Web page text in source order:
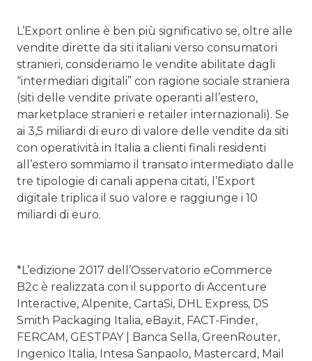
L’Export online è ben più significativo se, oltre alle
vendite dirette da siti italiani verso consumatori
stranieri, consideriamo le vendite abilitate dagli
“intermediari digitali” con ragione sociale straniera
(siti delle vendite private operanti all’estero,
marketplace stranieri e retailer internazionali). Se
ai 3,5 miliardi di euro di valore delle vendite da siti
con operatività in Italia a clienti finali residenti
all’estero sommiamo il transato intermediato dalle
tre tipologie di canali appena citati, l’Export
digitale triplica il suo valore e raggiunge i 10
miliardi di euro.
*L’edizione 2017 dell’Osservatorio eCommerce
B2c è realizzata con il supporto di Accenture
Interactive, Alpenite, CartaSi, DHL Express, DS
Smith Packaging Italia, eBay.it, FACT-Finder,
FERCAM, GESTPAY | Banca Sella, GreenRouter,
Ingenico Italia, Intesa Sanpaolo, Mastercard, Mail